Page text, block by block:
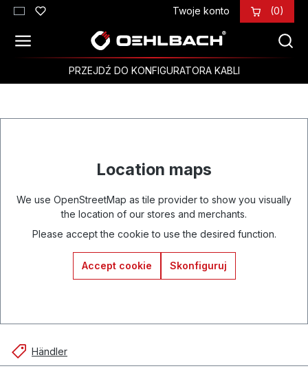
Przejdź do głównej zawartości Twoje konto (0)
PRZEJDŹ DO KONFIGURATORA KABLI
Location maps
We use OpenStreetMap as tile provider to show you visually
the location of our stores and merchants.
Please accept the cookie to use the desired function.
Accept cookie Skonfiguruj
Händler